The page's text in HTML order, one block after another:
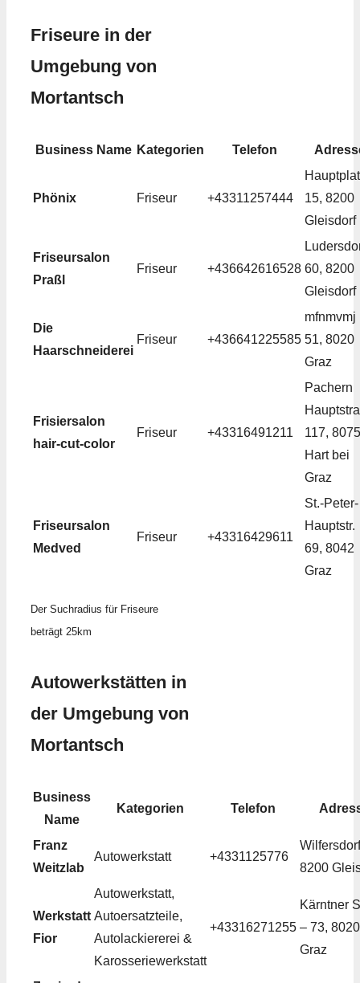
Friseure in der
Umgebung von
Mortantsch
Business Name Kategorien Telefon
Phönix Friseur +43311257444
15, 8200
Gleisdorf
Friseursalon
Praßl
Friseur +436642616528 60, 8200
Gleisdorf
Die
Haarschneiderei
Friseur +436641225585
mfnmvmj
51, 8020
Graz
Frisiersalon
hair-cut-color
Friseur +43316491211
Pachern
117, 8075
Hart bei
Graz
Friseursalon
Medved
Friseur +43316429611
St.-Peter-
Hauptstr.
69, 8042
Graz
Der Suchradius für Friseure
beträgt 25km
Autowerkstätten in
der Umgebung von
Mortantsch
Business
Name
Kategorien Telefon
Franz
Weitzlab
Autowerkstatt +4331125776
8200
Werkstatt
Fior
Autowerkstatt,
Autoersatzteile,
Autolackiererei &
Karosseriewerkstatt
+43316271255
Kärntner
– 73, 8020
Graz